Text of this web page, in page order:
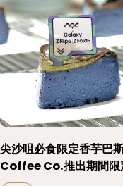
尖沙咀必食限定香芋
Coffee Co.推出期間